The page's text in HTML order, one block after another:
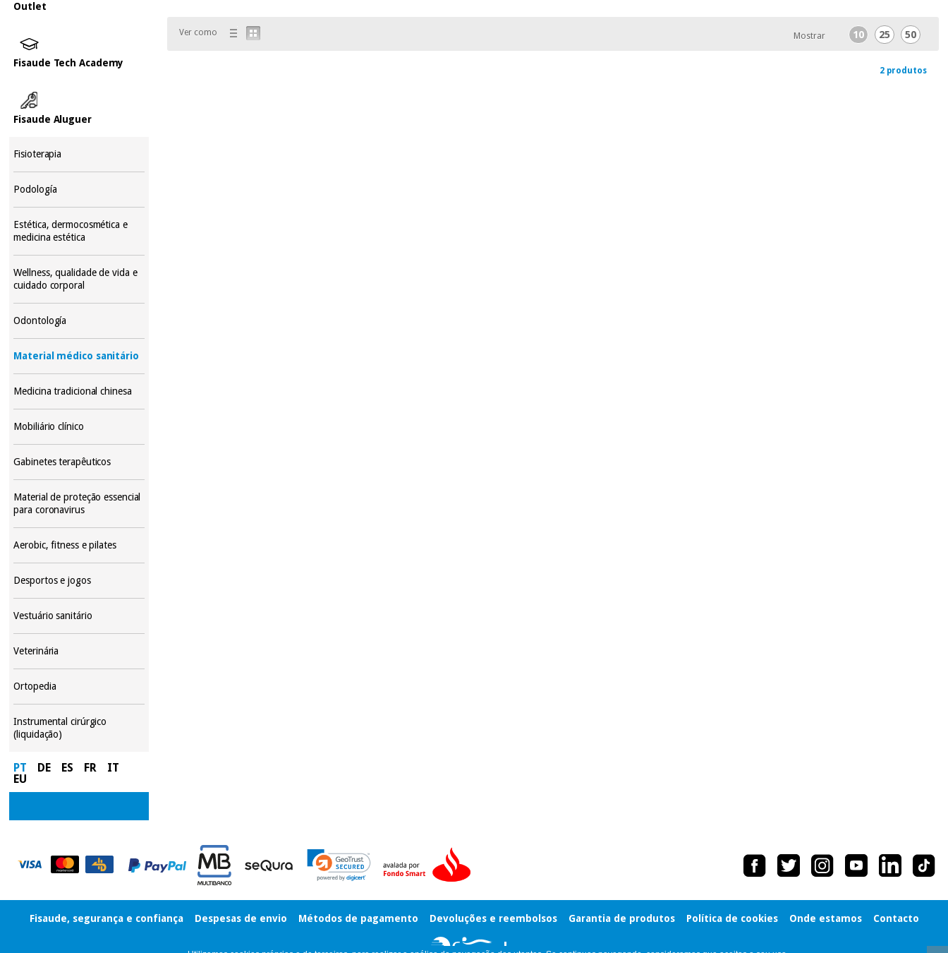
Outlet
Fisaude Tech Academy
Fisaude Aluguer
Fisioterapia
Podología
Estética, dermocosmética e
medicina estética
Wellness, qualidade de vida e
cuidado corporal
Odontología
Material médico sanitário
Medicina tradicional chinesa
Mobiliário clínico
Gabinetes terapêuticos
Material de proteção essencial
para coronavirus
Aerobic, fitness e pilates
Desportos e jogos
Vestuário sanitário
Veterinária
Ortopedia
Instrumental cirúrgico
(liquidação)
PT DE ES FR
IT
EU
Ver como Mostrar 10 25 50
2 produtos
Fisaude, segurança e confiança Despesas de envio Métodos de pagamento Devoluções e reembolsos Garantia de produtos Política de cookies Onde estamos Contacto